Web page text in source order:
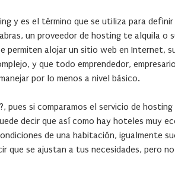
y es el término que se utiliza para
un proveedor de hosting te alquila o
permiten alojar un sitio web en Internet,
y que todo emprendedor,
por lo menos a nivel básico.
pues si comparamos el servicio de
decir que así como hay hoteles muy
de una habitación, igualmente
que se ajustan a tus necesidades, pero